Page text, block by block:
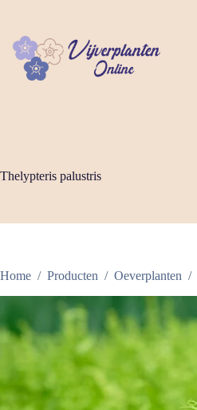
inhoud
Thelypteris palustris
Home / Producten / Oeverplanten /